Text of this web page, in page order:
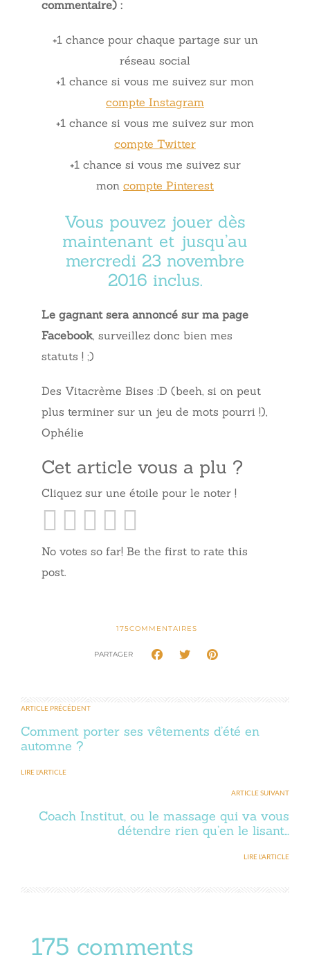
commentaire) :
+1 chance pour chaque partage sur un
réseau social
+1 chance si vous me suivez sur mon
compte Instagram
+1 chance si vous me suivez sur mon
compte Twitter
+1 chance si vous me suivez sur
mon compte Pinterest
Vous pouvez jouer dès
maintenant et jusqu’au
mercredi 23 novembre
2016 inclus.
Le gagnant sera annoncé sur ma page
Facebook, surveillez donc bien mes
statuts ! ;)
Des Vitacrème Bises :D (beeh, si on peut
plus terminer sur un jeu de mots pourri !),
Ophélie
Cet article vous a plu ?
Cliquez sur une étoile pour le noter !
No votes so far! Be the first to rate this
post.
175COMMENTAIRES
PARTAGER
ARTICLE PRÉCÉDENT
Comment porter ses vêtements d’été en
automne ?
LIRE L'ARTICLE
ARTICLE SUIVANT
Coach Institut, ou le massage qui va vous
détendre rien qu’en le lisant…
LIRE L'ARTICLE
175 comments